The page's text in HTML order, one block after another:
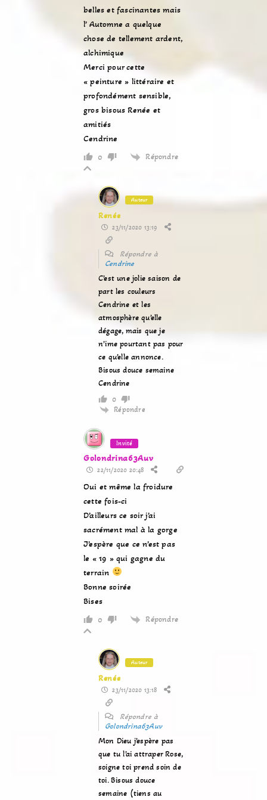
belles et fascinantes mais
l’ Automne a quelque
chose de tellement ardent,
alchimique
Merci pour cette
« peinture » littéraire et
profondément sensible,
gros bisous Renée et
amitiés
Cendrine
0 Répondre
Auteur
Renée
23/11/2020 13:19
Répondre à
Cendrine
C’est une jolie saison de
part les couleurs
Cendrine et les
atmosphère qu’elle
dégage, mais que je
n’ime pourtant pas pour
ce qu’elle annonce.
Bisous douce semaine
Cendrine
0
Répondre
Invité
Golondrina63Auv
22/11/2020 20:48
Oui et même la froidure
cette fois-ci
D’ailleurs ce soir j’ai
sacrément mal à la gorge
J’espère que ce n’est pas
le « 19 » qui gagne du
terrain
Bonne soirée
Bises
0 Répondre
Auteur
Renée
23/11/2020 13:18
Répondre à
Golondrina63Auv
Mon Dieu j’espère pas
que tu l’ai attraper Rose,
soigne toi prend soin de
toi. Bisous douce
semaine (tiens au